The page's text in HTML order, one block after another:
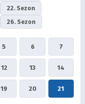
22. Sezon
26. Sezon
5 6 7
12 13 14
19 20 21